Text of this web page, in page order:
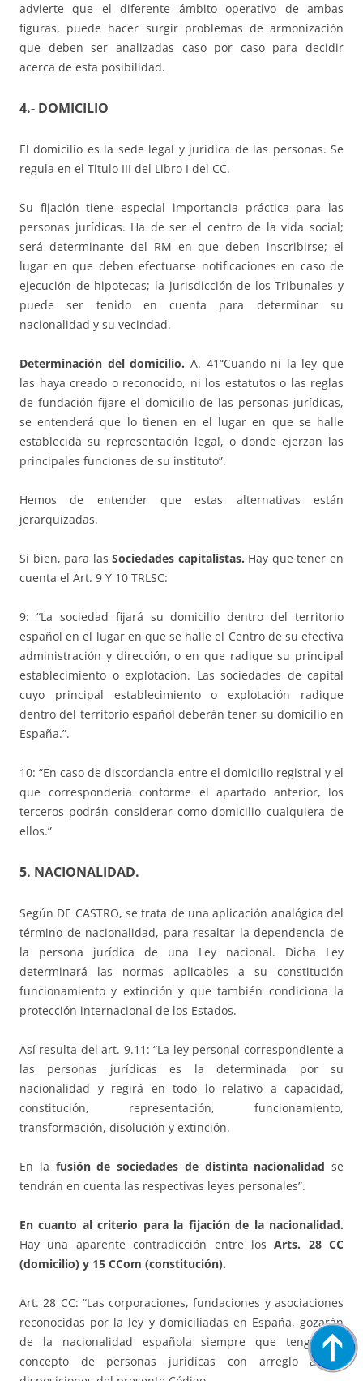
advierte que el diferente ámbito operativo de ambas
figuras, puede hacer surgir problemas de armonización
que deben ser analizadas caso por caso para decidir
acerca de esta posibilidad.
4.- DOMICILIO
El domicilio es la sede legal y jurídica de las personas. Se
regula en el Titulo III del Libro I del CC.
Su fijación tiene especial importancia práctica para las
personas jurídicas. Ha de ser el centro de la vida social;
será determinante del RM en que deben inscribirse; el
lugar en que deben efectuarse notificaciones en caso de
ejecución de hipotecas; la jurisdicción de los Tribunales y
puede ser tenido en cuenta para determinar su
nacionalidad y su vecindad.
Determinación del domicilio. A. 41“Cuando ni la ley que
las haya creado o reconocido, ni los estatutos o las reglas
de fundación fijare el domicilio de las personas jurídicas,
se entenderá que lo tienen en el lugar en que se halle
establecida su representación legal, o donde ejerzan las
principales funciones de su instituto”.
Hemos de entender que estas alternativas están
jerarquizadas.
Si bien, para lasSociedades capitalistas. Hay que tener en
cuenta el Art. 9 Y 10 TRLSC:
9: “La sociedad fijará su domicilio dentro del territorio
español en el lugar en que se halle el Centro de su efectiva
administración y dirección, o en que radique su principal
establecimiento o explotación. Las sociedades de capital
cuyo principal establecimiento o explotación radique
dentro del territorio español deberán tener su domicilio en
España.”.
10: “En caso de discordancia entre el domicilio registral y el
que correspondería conforme el apartado anterior, los
terceros podrán considerar como domicilio cualquiera de
ellos.”
5. NACIONALIDAD.
Según DE CASTRO, se trata de una aplicación analógica del
término de nacionalidad, para resaltar la dependencia de
la persona jurídica de una Ley nacional. Dicha Ley
determinará las normas aplicables a su constitución
funcionamiento y extinción y que también condiciona la
protección internacional de los Estados.
Así resulta del art. 9.11: “La ley personal correspondiente a
las personas jurídicas es la determinada por su
nacionalidad y regirá en todo lo relativo a capacidad,
constitución, representación, funcionamiento,
transformación, disolución y extinción.
En la fusión de sociedades de distinta nacionalidad se
tendrán en cuenta las respectivas leyes personales”.
En cuanto al criterio para la fijación de la nacionalidad.
Hay una aparente contradicción entre losArts. 28 CC
(domicilio) y 15 CCom (constitución).
Art. 28 CC: “Las corporaciones, fundaciones y asociaciones
reconocidas por la ley y domiciliadas en España, gozarán
de la nacionalidad española siempre que tengan el
concepto de personas jurídicas con arreglo a las